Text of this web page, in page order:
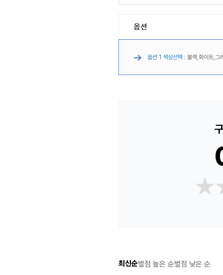
옵션
옵션 1 색상선택 : 블랙,화이트,그
최신순별점 높은 순별점 낮은 순